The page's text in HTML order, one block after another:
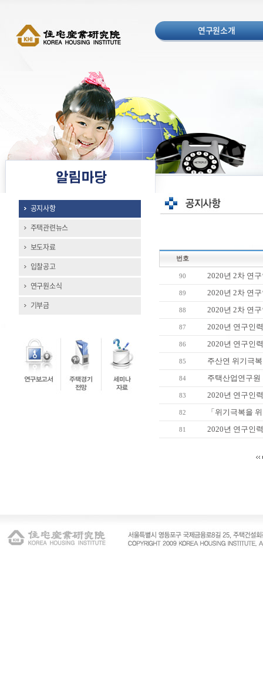
연구원소개
공지사항
주택관련뉴스
보도자료
입찰공고
연구원소식
기부금
번호
90 2020년 2차 연
89 2020년 2차 연
88 2020년 2차 연
87 2020년 연구인
86 2020년 연구인
85 주산연 위기극
84 주택산업연구원
83 2020년 연구인
82 「위기극복을
81 2020년 연구인